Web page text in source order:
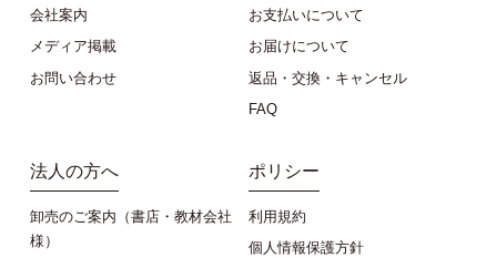
会社案内
メディア掲載
お問い合わせ
お支払いについて
お届けについて
返品・交換・キャンセル
FAQ
法人の方へ
卸売のご案内（書店・教材会社
様）
ポリシー
利用規約
個人情報保護方針